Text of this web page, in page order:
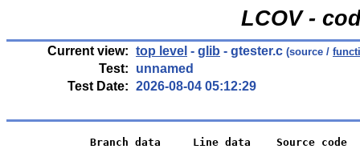
LCOV -
Current view: top level - glib - gtester.c (source /
Test:
unnamed
Test Date: 2026-08-04 05:12:29
             Branch data     Line data    Source code